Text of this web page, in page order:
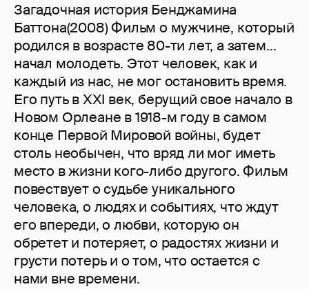
Загадочная история Бенджамина
Баттона(2008) Фильм о мужчине, который
родился в возрасте 80-ти лет, а затем…
начал молодеть. Этот человек, как и
каждый из нас, не мог остановить время.
Его путь в ХХI век, берущий свое начало в
Новом Орлеане в 1918-м году в самом
конце Первой Мировой войны, будет
столь необычен, что вряд ли мог иметь
место в жизни кого-либо другого. Фильм
повествует о судьбе уникального
человека, о людях и событиях, что ждут
его впереди, о любви, которую он
обретет и потеряет, о радостях жизни и
грусти потерь и о том, что остается с
нами вне времени.